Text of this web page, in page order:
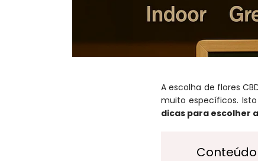
A escolha de flores
muito específicos.
dicas para escolher
Conteúdo